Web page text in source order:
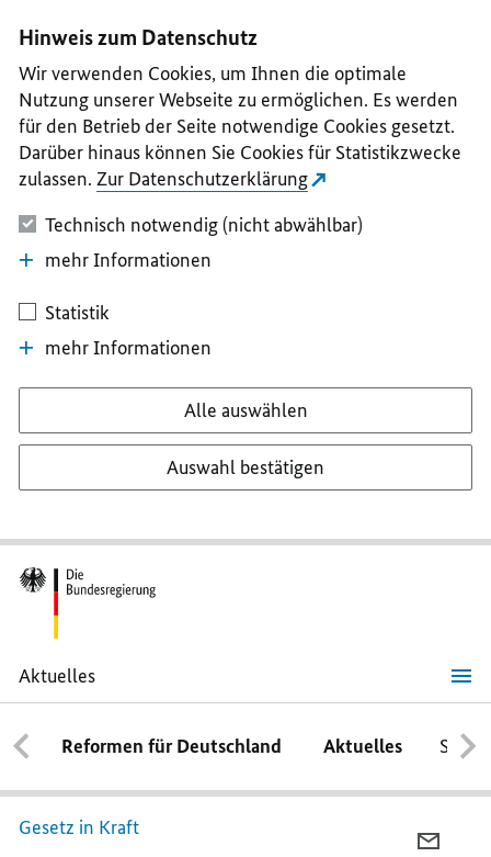
II
III
IV
V
Hinweis zum Datenschutz
Wir verwenden Cookies, um Ihnen die optimale
Nutzung unserer Webseite zu ermöglichen. Es werden
für den Betrieb der Seite notwendige Cookies gesetzt.
Darüber hinaus können Sie Cookies für Statistikzwecke
zulassen. Zur Datenschutzerklärung
Technisch notwendig (nicht abwählbar)
mehr Informationen
Statistik
mehr Informationen
Alle auswählen
Auswahl bestätigen
Aktuelles
Schnellere
Hilfe
bei
Organtransplantationen
Reformen für Deutschland Aktuelles
Gesetz in Kraft